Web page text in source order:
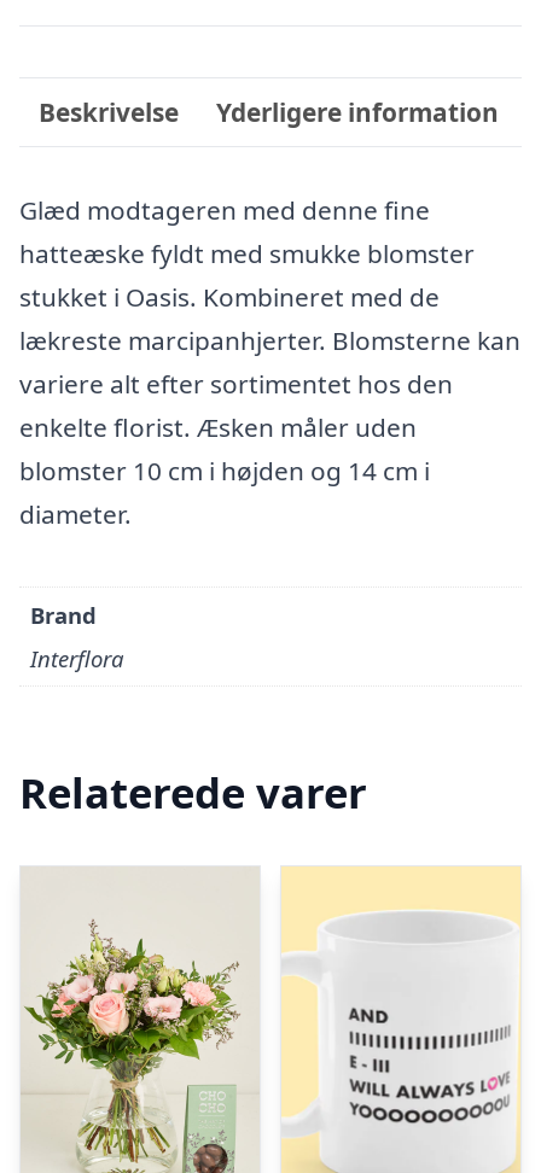
Beskrivelse Yderligere information
Glæd modtageren med denne fine
hatteæske fyldt med smukke blomster
stukket i Oasis. Kombineret med de
lækreste marcipanhjerter. Blomsterne kan
variere alt efter sortimentet hos den
enkelte florist. Æsken måler uden
blomster 10 cm i højden og 14 cm i
diameter.
Brand
Interflora
Relaterede varer